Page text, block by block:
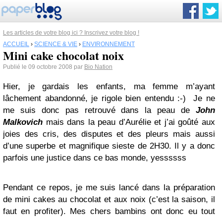
Les articles de votre blog ici ? Inscrivez votre blog !
ACCUEIL › SCIENCE & VIE › ENVIRONNEMENT
Mini cake chocolat noix
Publié le 09 octobre 2008 par Bio Nation
Hier, je gardais les enfants, ma femme m’ayant
lâchement abandonné, je rigole bien entendu :-) Je ne
me suis donc pas retrouvé dans la peau de John
Malkovich mais dans la peau d’Aurélie et j’ai goûté aux
joies des cris, des disputes et des pleurs mais aussi
d’une superbe et magnifique sieste de 2H30. Il y a donc
parfois une justice dans ce bas monde, yessssss
Pendant ce repos, je me suis lancé dans la préparation
de mini cakes au chocolat et aux noix (c’est la saison, il
faut en profiter). Mes chers bambins ont donc eu tout